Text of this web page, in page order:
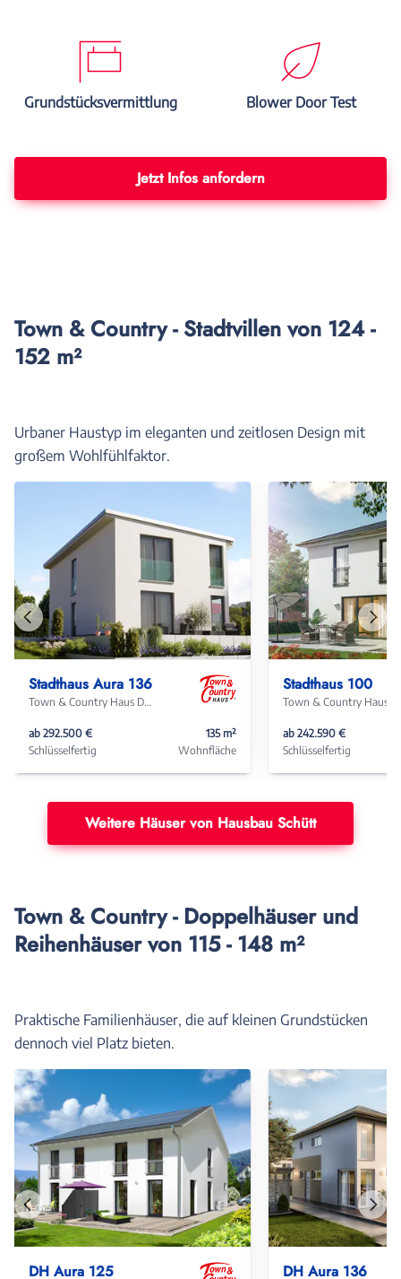
Grundstücksvermittlung Blower Door Test
Jetzt Infos anfordern
Town & Country - Stadtvillen von 124 -
152 m²
Urbaner Haustyp im eleganten und zeitlosen Design mit
großem Wohlfühlfaktor.
Stadthaus Aura 136
Town & Country Haus Deutschland
ab 292.500 €
Schlüsselfertig
135 m²
Wohnfläche
Stadthaus 100
ab 242.590 €
Schlüsselfertig
Vorheriges
Haus
Haus
Weitere Häuser von Hausbau Schütt
Town & Country - Doppelhäuser und
Reihenhäuser von 115 - 148 m²
Praktische Familienhäuser, die auf kleinen Grundstücken
dennoch viel Platz bieten.
DH Aura 125 DH Aura 136
Vorheriges
Haus
Haus